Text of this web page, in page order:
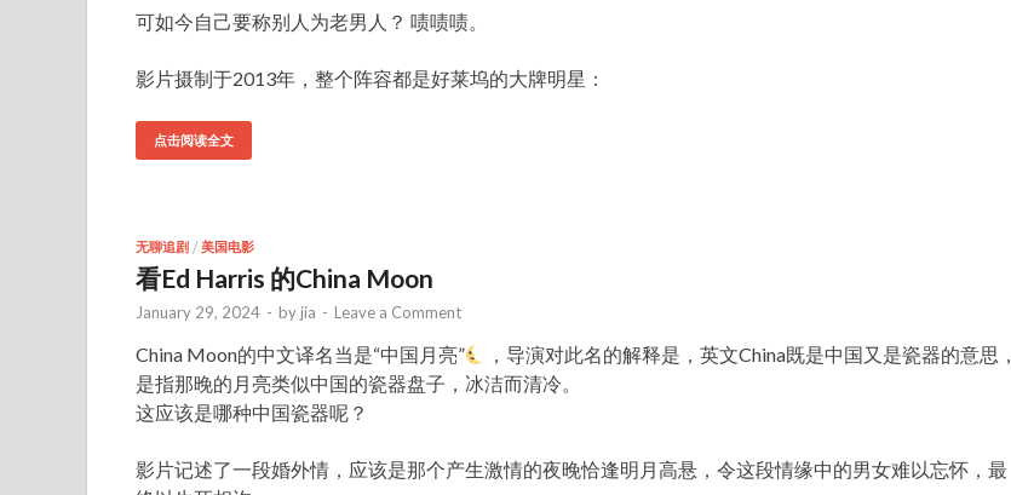
可如今自己要称别人为老男人？ 啧啧啧。
影片摄制于2013年，整个阵容都是好莱坞的大牌明星：
点击阅读全文
无聊追剧 / 美国电影
看Ed Harris 的China Moon
January 29, 2024 - by jia - Leave a Comment
China Moon的中文译名当是“中国月亮”
，导演对此名的解释是，英文China既是中国又是瓷器的意思，
是指那晚的月亮类似中国的瓷器盘子，冰洁而清冷。
这应该是哪种中国瓷器呢？
影片记述了一段婚外情，应该是那个产生激情的夜晚恰逢明月高悬，令这段情缘中的男女难以忘怀，最